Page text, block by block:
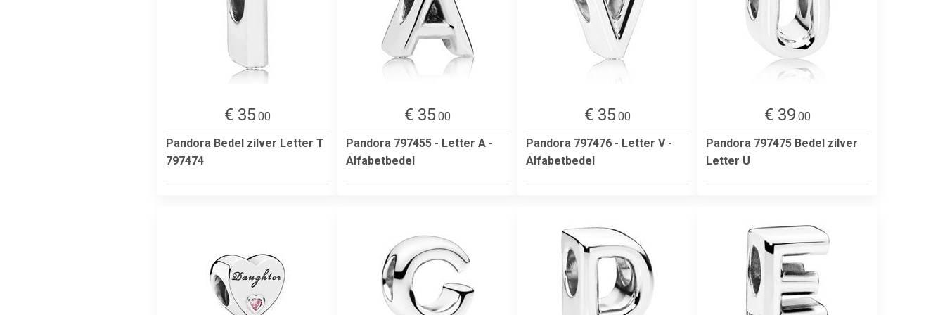
€ 35.00
Pandora Bedel zilver Letter T
797474
€ 35.00
Pandora 797455 - Letter A -
Alfabetbedel
€ 35.00
Pandora 797476 - Letter V -
Alfabetbedel
€ 39.00
Pandora 797475 Bedel zilver
Letter U